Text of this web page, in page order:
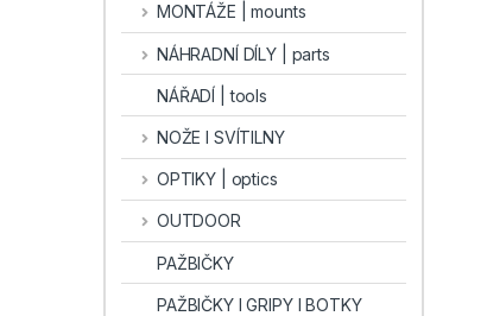
MONTÁŽE | mounts
NÁHRADNÍ DÍLY | parts
NÁŘADÍ | tools
NOŽE I SVÍTILNY
OPTIKY | optics
OUTDOOR
PAŽBIČKY
PAŽBIČKY I GRIPY I BOTKY